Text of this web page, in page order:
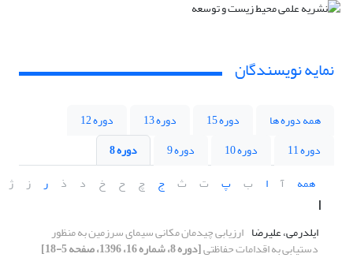
نمایه نویسندگان
همه دوره ها دوره 15 دوره 13
دوره 12
دوره 11
دوره 10 دوره 9
دوره 8
همه
آ ا ب پ ت ث ج چ ح خ د ذ ر ز ژ
ا
ایلدرمی، علیرضا ارزیابی چیدمان مکانی سیمای سرزمین به منظور
دستیابی به اقدامات حفاظتی[دوره 8، شماره 16، 1396، صفحه 5-18]